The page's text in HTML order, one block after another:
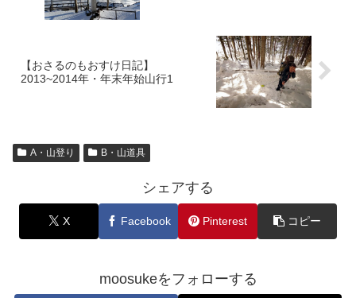
【おさるのもおすけ日記】
2013~2014年・年末年始山行1
A・山登り B・山道具
シェアする
X Facebook Pinterest コピー
moosukeをフォローする